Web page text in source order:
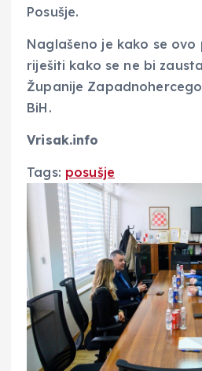
Posušje.
Naglašeno je kako se
riješiti kako se ne bi
Županije
BiH.
Vrisak.info
Tags: posušje